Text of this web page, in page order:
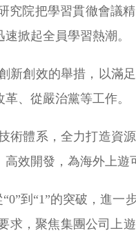
院把學習貫徹會議
掀起全員學習熱潮。
創效的舉措，以滿
、從嚴治黨等工作。
體系，全力打造資
效開發，為海外上遊
到“1”的突破，進一
求，聚焦集團公司上